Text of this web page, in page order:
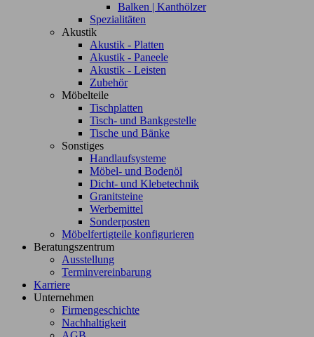
Balken | Kanthölzer
Spezialitäten
Akustik
Akustik - Platten
Akustik - Paneele
Akustik - Leisten
Zubehör
Möbelteile
Tischplatten
Tisch- und Bankgestelle
Tische und Bänke
Sonstiges
Handlaufsysteme
Möbel- und Bodenöl
Dicht- und Klebetechnik
Granitsteine
Werbemittel
Sonderposten
Möbelfertigteile konfigurieren
Beratungszentrum
Ausstellung
Terminvereinbarung
Karriere
Unternehmen
Firmengeschichte
Nachhaltigkeit